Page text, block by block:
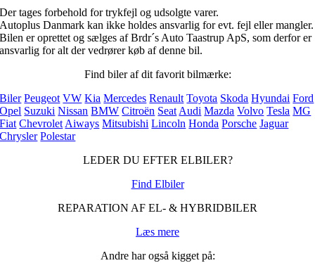
Der tages forbehold for trykfejl og udsolgte varer.
Autoplus Danmark kan ikke holdes ansvarlig for evt. fejl eller mangler.
Bilen er oprettet og sælges af Brdr´s Auto Taastrup ApS, som derfor er
ansvarlig for alt der vedrører køb af denne bil.
Find biler af dit favorit bilmærke:
Biler Peugeot VW Kia Mercedes Renault Toyota Skoda Hyundai Ford
Opel Suzuki Nissan BMW Citroën Seat Audi Mazda Volvo Tesla MG
Fiat Chevrolet Aiways Mitsubishi Lincoln Honda Porsche Jaguar
Chrysler Polestar
LEDER DU EFTER ELBILER?
Find Elbiler
REPARATION AF EL- & HYBRIDBILER
Læs mere
Andre har også kigget på: